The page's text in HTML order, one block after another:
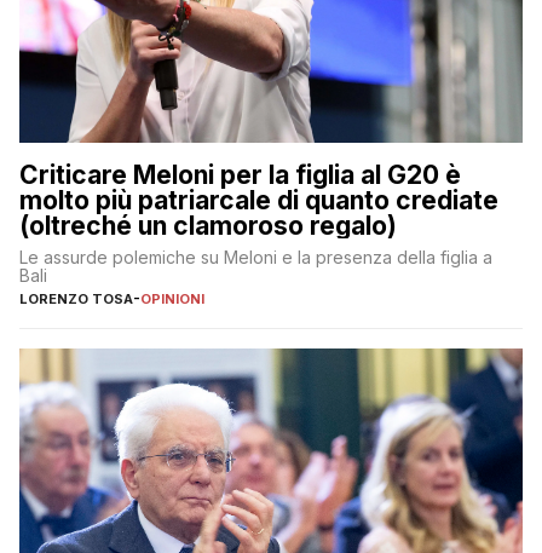
Criticare Meloni per la figlia al G20 è
molto più patriarcale di quanto crediate
(oltreché un clamoroso regalo)
Le assurde polemiche su Meloni e la presenza della figlia a
Bali
LORENZO TOSA-OPINIONI